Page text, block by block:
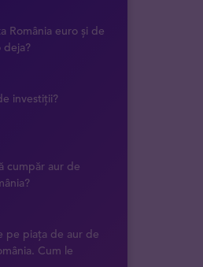
România euro și de
deja?
investiții?
cumpăr aur de
pe piața de aur de
Cum le